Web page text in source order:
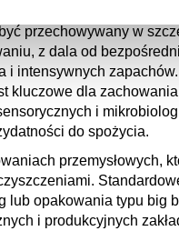
25°C i wilgotności
przechowywany w
z dala od
i intensywnych zapachów.
kluczowe dla zachowania
i
do spożycia.
przemysłowych,
lub opakowania typu big
i produkcyjnych